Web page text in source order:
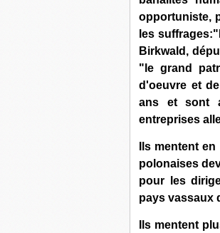
opportuniste,
les
Birkwald,
"le grand
d'oeuvre et
ans et sont
entreprises
Ils mentent
polonaises
pour les
pays vassaux
Ils mentent